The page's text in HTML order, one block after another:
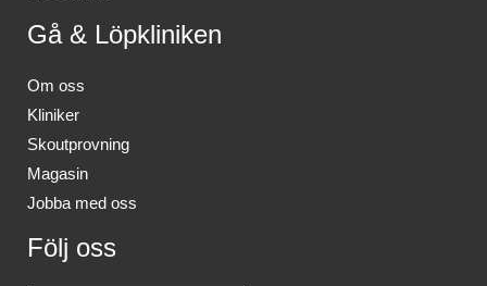
Gå & Löpkliniken
Om oss
Kliniker
Skoutprovning
Magasin
Jobba med oss
Följ oss